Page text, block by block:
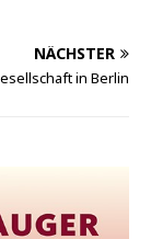
NÄCHSTER
in Berlin